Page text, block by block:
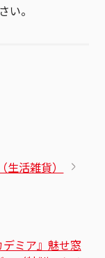
い。
生活雑貨）
デミア』魅せ窓